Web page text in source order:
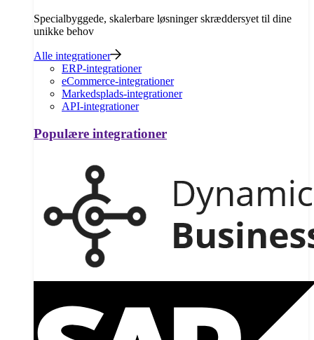
Specialbyggede, skalerbare løsninger skræddersyet til dine
unikke behov
Alle integrationer
ERP-integrationer
eCommerce-integrationer
Markedsplads-integrationer
API-integrationer
Populære integrationer